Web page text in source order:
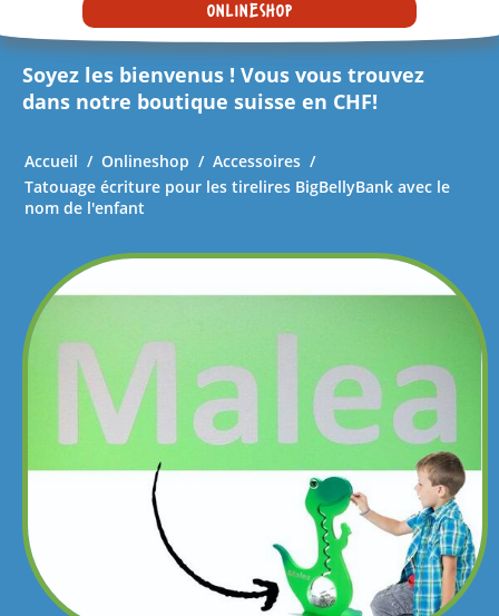
ONLINESHOP
Soyez les bienvenus ! Vous vous trouvez
dans notre boutique suisse en CHF!
Accueil / Onlineshop / Accessoires /
Tatouage écriture pour les tirelires BigBellyBank avec le
nom de l'enfant